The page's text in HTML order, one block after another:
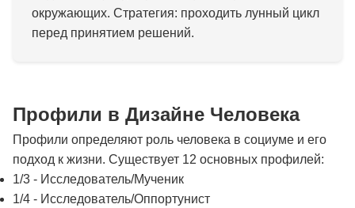
окружающих. Стратегия: проходить лунный цикл
перед принятием решений.
Профили в Дизайне Человека
Профили определяют роль человека в социуме и его
подход к жизни. Существует 12 основных профилей:
1/3 - Исследователь/Мученик
1/4 - Исследователь/Оппортунист